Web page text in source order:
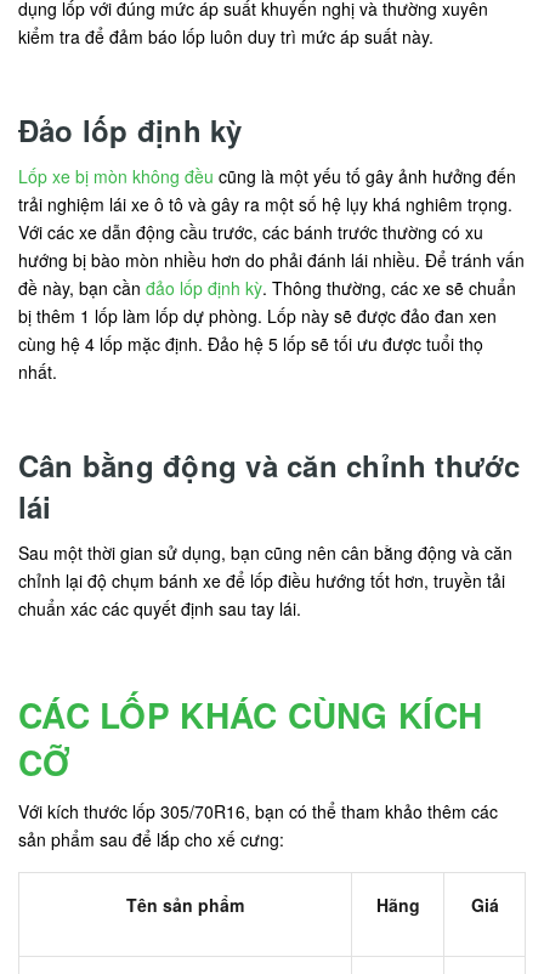
dụng lốp với đúng mức áp suất khuyến nghị và thường xuyên
kiểm tra để đảm báo lốp luôn duy trì mức áp suất này.
Đảo lốp định kỳ
Lốp xe bị mòn không đều cũng là một yếu tố gây ảnh hưởng đến
trải nghiệm lái xe ô tô và gây ra một số hệ lụy khá nghiêm trọng.
Với các xe dẫn động cầu trước, các bánh trước thường có xu
hướng bị bào mòn nhiều hơn do phải đánh lái nhiều. Để tránh vấn
đề này, bạn cần đảo lốp định kỳ. Thông thường, các xe sẽ chuẩn
bị thêm 1 lốp làm lốp dự phòng. Lốp này sẽ được đảo đan xen
cùng hệ 4 lốp mặc định. Đảo hệ 5 lốp sẽ tối ưu được tuổi thọ
nhất.
Cân bằng động và căn chỉnh thước
lái
Sau một thời gian sử dụng, bạn cũng nên cân bằng động và căn
chỉnh lại độ chụm bánh xe để lốp điều hướng tốt hơn, truyền tải
chuẩn xác các quyết định sau tay lái.
CÁC LỐP KHÁC CÙNG KÍCH
CỠ
Với kích thước lốp 305/70R16, bạn có thể tham khảo thêm các
sản phẩm sau để lắp cho xế cưng:
Tên sản phẩm Hãng Giá